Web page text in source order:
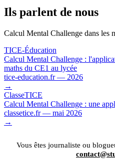
Ils parlent de nous
Calcul Mental Challenge dans les
TICE-Éducation
Calcul Mental Challenge :
maths du CE1 au lycée
tice-education.fr — 2026
→
ClasseTICE
Calcul Mental Challenge : une
classetice.fr — mai 2026
→
Vous êtes journaliste ou